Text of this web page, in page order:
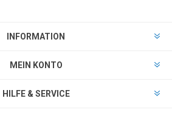
INFORMATION
MEIN KONTO
HILFE & SERVICE